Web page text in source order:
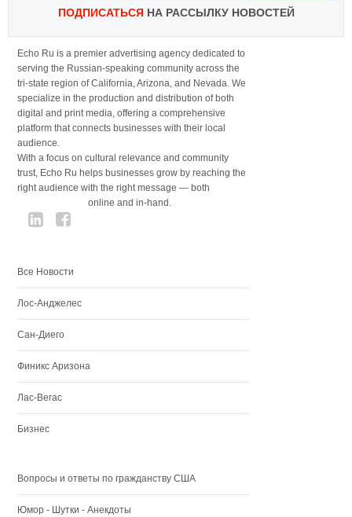
ПОДПИСАТЬСЯНА РАССЫЛКУ НОВОСТЕЙ
Echo Ru is a premier advertising agency dedicated to
serving the Russian-speaking community across the
tri-state region of California, Arizona, and Nevada. We
specialize in the production and distribution of both
digital and print media, offering a comprehensive
platform that connects businesses with their local
audience.
With a focus on cultural relevance and community
trust, Echo Ru helps businesses grow by reaching the
right audience with the right message — both
online and in-hand.
Все Новости
Лос-Анджелес
Сан-Диего
Финикс Аризона
Лас-Вегас
Бизнес
Вопросы и ответы по гражданству США
Юмор - Шутки - Анекдоты